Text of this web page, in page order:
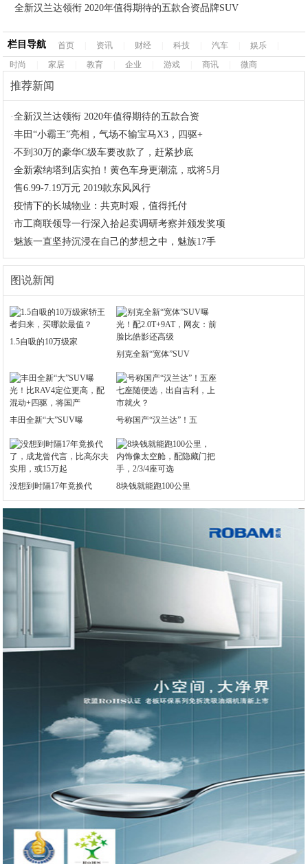
全新汉兰达领衔 2020年值得期待的五款合资品牌SUV
栏目导航 首页 资讯 财经 科技 汽车 娱乐
时尚
家居 教育 企业 游戏 商讯 微商
推荐新闻
·全新汉兰达领衔 2020年值得期待的五款合资
·丰田“小霸王”亮相，气场不输宝马X3，四驱+
·不到30万的豪华C级车要改款了，赶紧抄底
·全新索纳塔到店实拍！黄色车身更潮流，或将5月
·售6.99-7.19万元 2019款东风风行
·疫情下的长城物业：共克时艰，值得托付
·市工商联领导一行深入拾起卖调研考察并颁发奖项
· 魅族一直坚持沉浸在自己的梦想之中，魅族17手
图说新闻
1.5自吸的10万级家
别克全新“宽体”SUV
丰田全新“大”SUV曝 号称国产“汉兰达”！五
没想到时隔17年竟换代 8块钱就能跑100公里